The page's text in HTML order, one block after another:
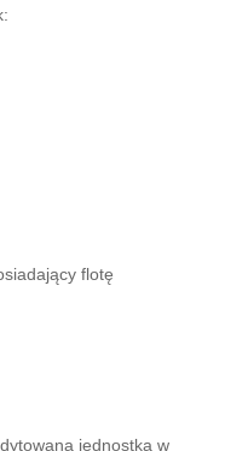
flotę
jednostka w